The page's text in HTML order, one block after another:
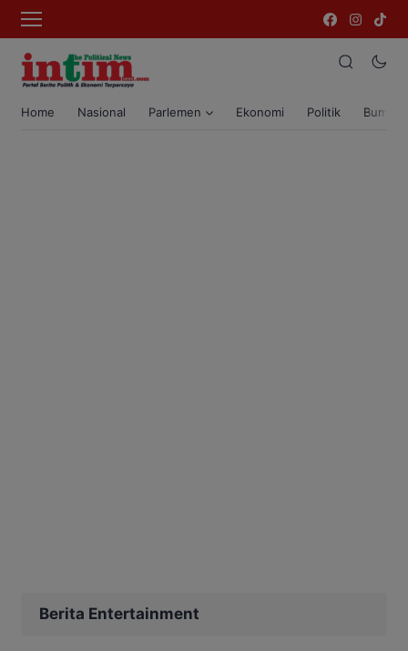
Home Nasional Parlemen Ekonomi Politik Bumi
Berita Entertainment